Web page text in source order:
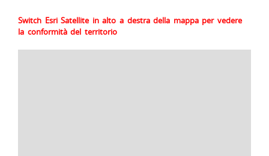
Switch Esri Satellite in alto a destra della mappa per vedere
la conformità del territorio